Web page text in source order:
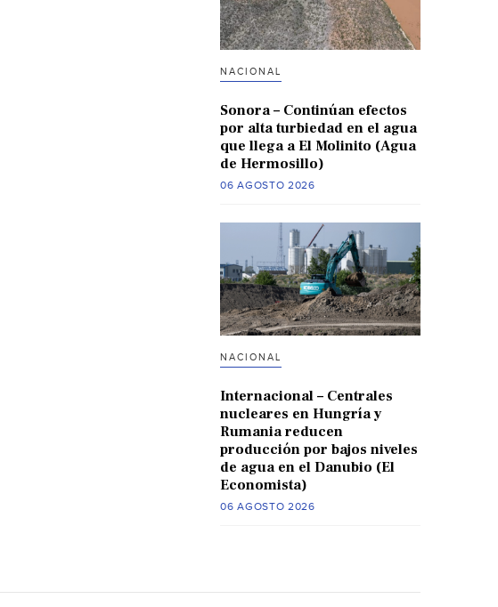
NACIONAL
Sonora – Continúan efectos
por alta turbiedad en el agua
que llega a El Molinito (Agua
de Hermosillo)
06 AGOSTO 2026
NACIONAL
Internacional – Centrales
nucleares en Hungría y
Rumania reducen
producción por bajos niveles
de agua en el Danubio (El
Economista)
06 AGOSTO 2026